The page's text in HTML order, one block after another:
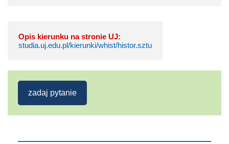
Opis kierunku na stronie UJ:
studia.uj.edu.pl/kierunki/whist/histor.sztu
zadaj pytanie